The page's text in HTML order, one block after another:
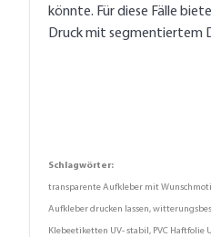
könnte. Für diese Fälle
Druck mit segmentiertem
Schlagwörter:
transparente Aufkleber mit
Aufkleber drucken lassen,
Klebeetiketten UV- stabil, PVC Haftfolie